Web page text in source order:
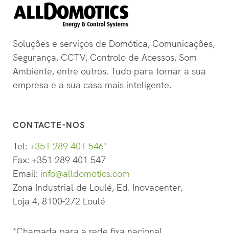
Soluções e serviços de Domótica, Comunicações,
Segurança, CCTV, Controlo de Acessos, Som
Ambiente, entre outros. Tudo para tornar a sua
empresa e a sua casa mais inteligente.
CONTACTE-NOS
Tel: +351 289 401 546*
Fax: +351 289 401 547
Email: info@alldomotics.com
Zona Industrial de Loulé, Ed. Inovacenter,
Loja 4, 8100-272 Loulé